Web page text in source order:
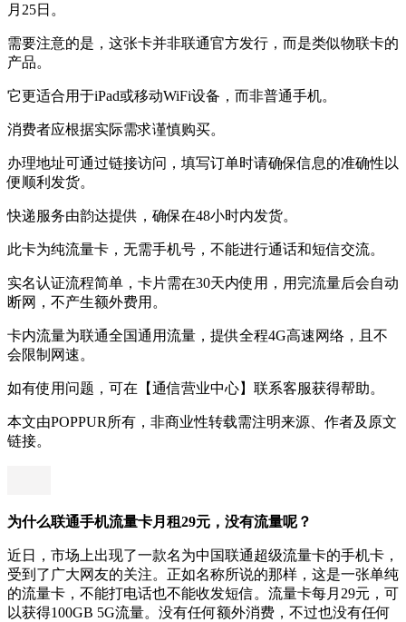
月25日。
需要注意的是，这张卡并非联通官方发行，而是类似物联卡的
产品。
它更适合用于iPad或移动WiFi设备，而非普通手机。
消费者应根据实际需求谨慎购买。
办理地址可通过链接访问，填写订单时请确保信息的准确性以
便顺利发货。
快递服务由韵达提供，确保在48小时内发货。
此卡为纯流量卡，无需手机号，不能进行通话和短信交流。
实名认证流程简单，卡片需在30天内使用，用完流量后会自动
断网，不产生额外费用。
卡内流量为联通全国通用流量，提供全程4G高速网络，且不
会限制网速。
如有使用问题，可在【通信营业中心】联系客服获得帮助。
本文由POPPUR所有，非商业性转载需注明来源、作者及原文
链接。
为什么联通手机流量卡月租29元，没有流量呢？
近日，市场上出现了一款名为中国联通超级流量卡的手机卡，
受到了广大网友的关注。正如名称所说的那样，这是一张单纯
的流量卡，不能打电话也不能收发短信。流量卡每月29元，可
以获得100GB 5G流量。没有任何额外消费，不过也没有任何